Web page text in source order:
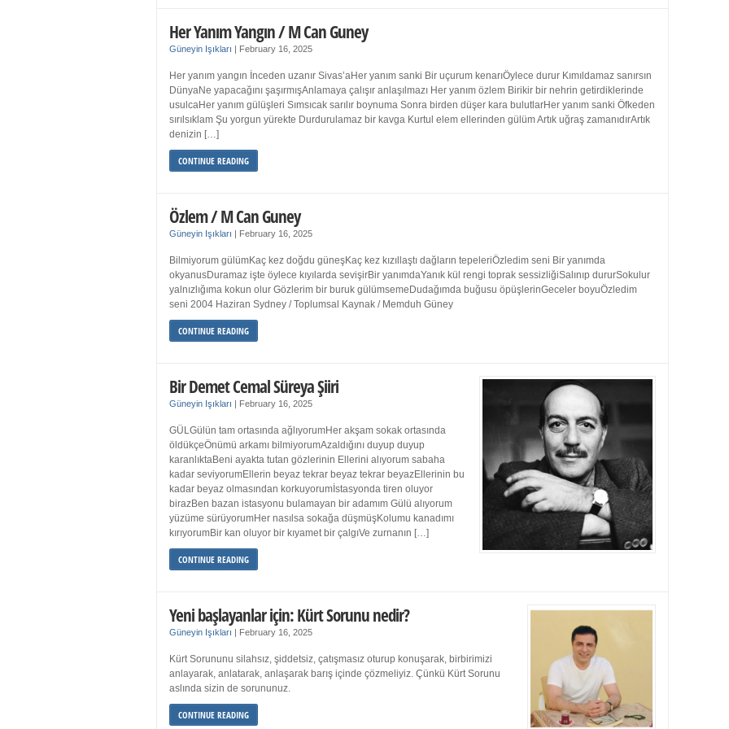
Her Yanım Yangın / M Can Guney
Güneyin Işıkları February 16, 2025
Her yanım yangın İnceden uzanır Sivas’aHer yanım sanki Bir uçurum kenarıÖylece durur Kımıldamaz sanırsın
DünyaNe yapacağını şaşırmışAnlamaya çalışır anlaşılmazı Her yanım özlem Birikir bir nehrin getirdiklerinde
usulcaHer yanım gülüşleri Sımsıcak sarılır boynuma Sonra birden düşer kara bulutlarHer yanım sanki Öfkeden
sırılsıklam Şu yorgun yürekte Durdurulamaz bir kavga Kurtul elem ellerinden gülüm Artık uğraş zamanıdırArtık
denizin […]
CONTINUE READING
Özlem / M Can Guney
Güneyin Işıkları February 16, 2025
Bilmiyorum gülümKaç kez doğdu güneşKaç kez kızıllaştı dağların tepeleriÖzledim seni Bir yanımda
okyanusDuramaz işte öylece kıyılarda sevişirBir yanımdaYanık kül rengi toprak sessizliğiSalınıp dururSokulur
yalnızlığıma kokun olur Gözlerim bir buruk gülümsemeDudağımda buğusu öpüşlerinGeceler boyuÖzledim
seni 2004 Haziran Sydney / Toplumsal Kaynak / Memduh Güney
CONTINUE READING
Bir Demet Cemal Süreya Şiiri
Güneyin Işıkları February 16, 2025
GÜLGülün tam ortasında ağlıyorumHer akşam sokak ortasında
öldükçeÖnümü arkamı bilmiyorumAzaldığını duyup duyup
karanlıktaBeni ayakta tutan gözlerinin Ellerini alıyorum sabaha
kadar seviyorumEllerin beyaz tekrar beyaz tekrar beyazEllerinin bu
kadar beyaz olmasından korkuyorumİstasyonda tiren oluyor
birazBen bazan istasyonu bulamayan bir adamım Gülü alıyorum
yüzüme sürüyorumHer nasılsa sokağa düşmüşKolumu kanadımı
kırıyorumBir kan oluyor bir kıyamet bir çalgıVe zurnanın […]
CONTINUE READING
Yeni başlayanlar için: Kürt Sorunu nedir?
Güneyin Işıkları February 16, 2025
Kürt Sorununu silahsız, şiddetsiz, çatışmasız oturup konuşarak, birbirimizi
anlayarak, anlatarak, anlaşarak barış içinde çözmeliyiz. Çünkü Kürt Sorunu
aslında sizin de sorununuz.
CONTINUE READING